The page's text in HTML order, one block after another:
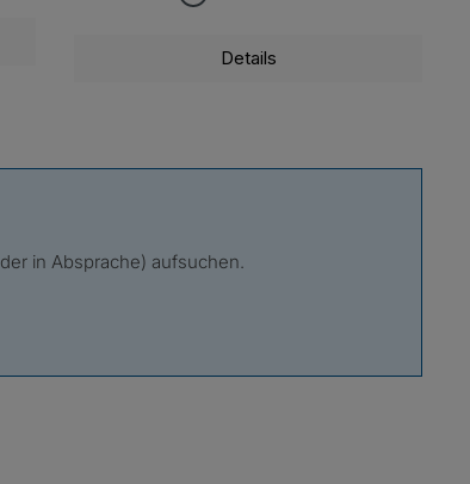
Details
in Absprache) aufsuchen.